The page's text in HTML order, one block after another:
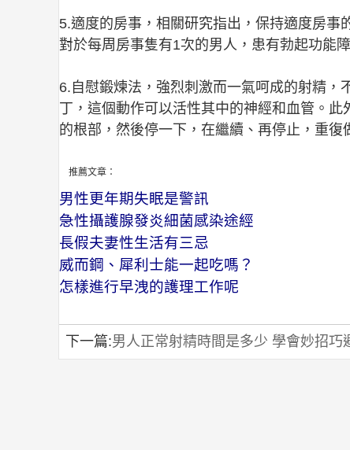
5.適度的房事，相關研究指出，保持適度房事
對於每周房事隻有1次的男人，患有勃起功能
6.自慰鍛煉法，強烈刺激而一氣呵成的射精
丁，這個動作可以活性其中的神經和血管。
的根部，然後停一下，在繼續、再停止，重復
推薦文章：
男性更年期失眠是警訊
急性攝護腺發炎細菌感染途經
長假夫妻性生活有三忌
威而鋼、犀利士能一起吃嗎？
怎樣進行早洩的護理工作呢
下一篇:男人正常射精時間是多少 學會妙招巧